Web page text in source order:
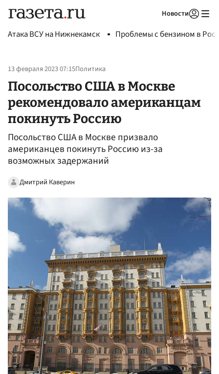
Новости
Атака ВСУ на Нижнекамск Проблемы с бензином в
13 февраля 2023 07:15Политика
Посольство США в Москве
рекомендовало американцам
покинуть Россию
Посольство США в Москве призвало
американцев покинуть Россию из-за
возможных задержаний
Дмитрий Каверин